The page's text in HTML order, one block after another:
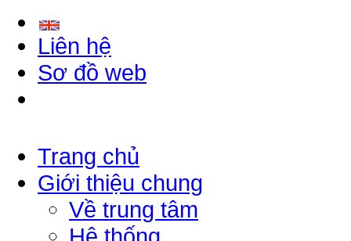
Liên hệ
Sơ đồ web
Trang chủ
Giới thiệu chung
Về trung tâm